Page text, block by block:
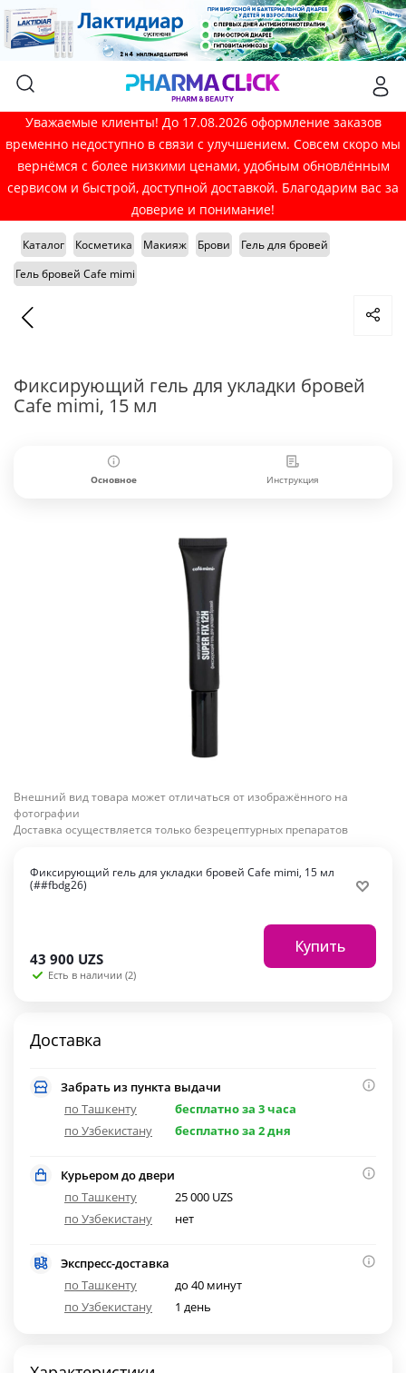
Уважаемые клиенты! До 17.08.2026 оформление заказов
временно недоступно в связи с улучшением. Совсем скоро мы
вернёмся с более низкими ценами, удобным обновлённым
сервисом и быстрой, доступной доставкой. Благодарим вас за
доверие и понимание!
Каталог Косметика Макияж Брови
Гель для бровей
Гель бровей Cafe mimi
Фиксирующий гель для укладки бровей
Cafe mimi, 15 мл
Основное Инструкция
Внешний вид товара может отличаться от изображённого на
фотографии
Доставка осуществляется только безрецептурных препаратов
Фиксирующий гель для укладки бровей Cafe mimi, 15 мл
(##fbdg26)
43 900 UZS
Есть в наличии (2)
Купить
Доставка
Забрать из пункта выдачи
по Ташкенту
бесплатно за 3 часа
по Узбекистану
бесплатно за 2 дня
Курьером до двери
по Ташкенту
25 000 UZS
по Узбекистану
нет
Экспресс-доставка
по Ташкенту
до 40 минут
по Узбекистану
1 день